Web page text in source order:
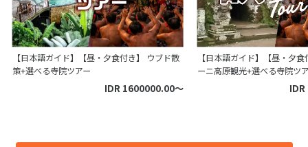
【日本語ガイド】【昼・夕食付き】 ウブド散
策+選べる寺院ツアー
IDR 1600000.00〜
【日本語ガイド】【昼・夕
ーニ高原観光+選べる寺院ツ